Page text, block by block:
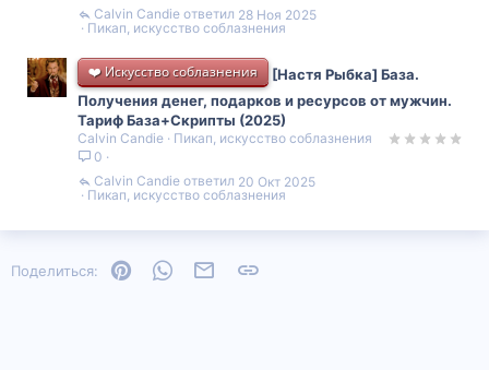
Пикап, искусство соблазнения
28 Ноя 2025
Calvin Candie
❤️ Искусство соблазнения
[Настя Рыбка] База.
Получения денег, подарков и ресурсов от мужчин.
Тариф База+Скрипты (2025)
Calvin Candie
Пикап, искусство соблазнения
0
Пикап, искусство соблазнения
20 Окт 2025
Calvin Candie
Поделиться: PinterestWhatsAppЭлектронная почта